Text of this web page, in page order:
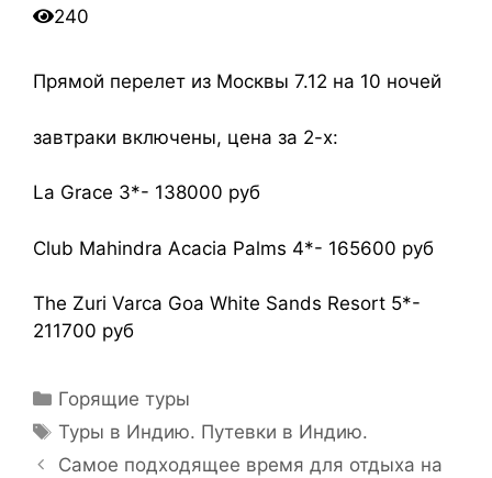
240
Прямой перелет из Москвы 7.12 на 10 ночей
завтраки включены, цена за 2-х:
La Grace 3*- 138000 руб
Club Mahindra Acacia Palms 4*- 165600 руб
The Zuri Varca Goa White Sands Resort 5*-
211700 руб
Горящие туры
Туры в Индию. Путевки в Индию.
Самое подходящее время для отдыха на